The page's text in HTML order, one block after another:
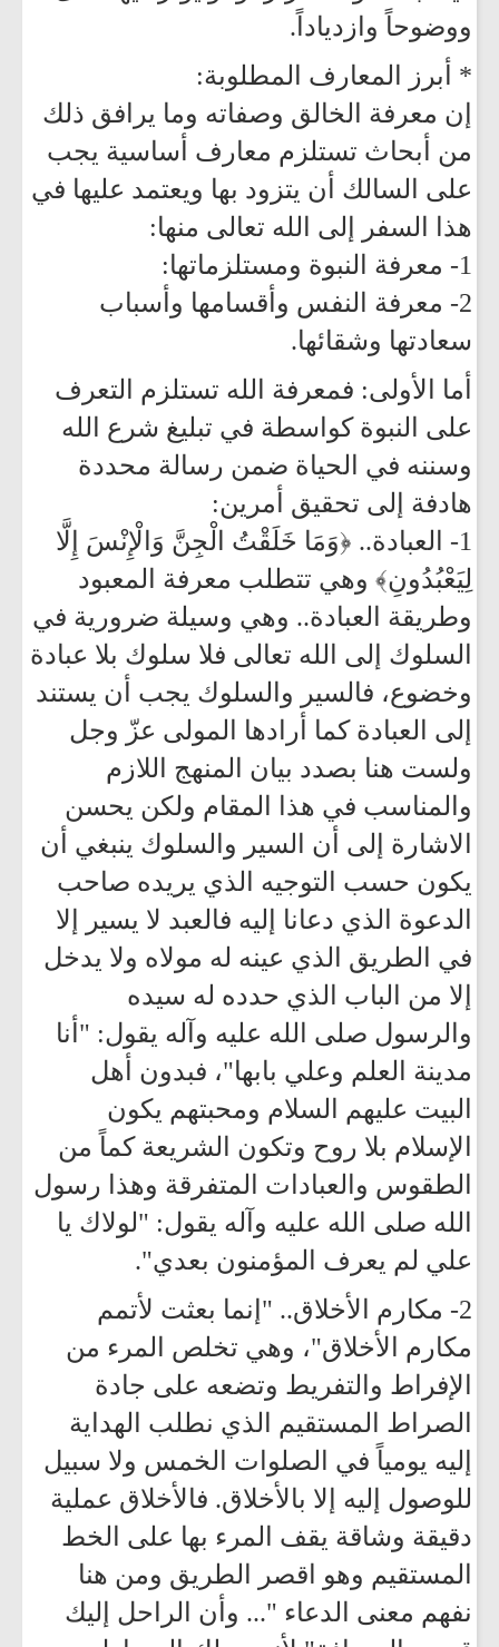
ووضوحاً وازدياداً.
* أبرز المعارف المطلوبة:
إن معرفة الخالق وصفاته وما يرافق ذلك
من أبحاث تستلزم معارف أساسية يجب
على السالك أن يتزود بها ويعتمد عليها في
هذا السفر إلى الله تعالى منها:
1- معرفة النبوة ومستلزماتها:
2- معرفة النفس وأقسامها وأسباب
سعادتها وشقائها.
أما الأولى: فمعرفة الله تستلزم التعرف
على النبوة كواسطة في تبليغ شرع الله
وسننه في الحياة ضمن رسالة محددة
هادفة إلى تحقيق أمرين:
1- العبادة.. ﴿وَمَا خَلَقْتُ الْجِنَّ وَالْإِنْسَ إِلَّا
لِيَعْبُدُونِ﴾ وهي تتطلب معرفة المعبود
وطريقة العبادة.. وهي وسيلة ضرورية في
السلوك إلى الله تعالى فلا سلوك بلا عبادة
وخضوع، فالسير والسلوك يجب أن يستند
إلى العبادة كما أرادها المولى عزّ وجل
ولست هنا بصدد بيان المنهج اللازم
والمناسب في هذا المقام ولكن يحسن
الاشارة إلى أن السير والسلوك ينبغي أن
يكون حسب التوجيه الذي يريده صاحب
الدعوة الذي دعانا إليه فالعبد لا يسير إلا
في الطريق الذي عينه له مولاه ولا يدخل
إلا من الباب الذي حدده له سيده
والرسول صلى الله عليه وآله يقول: "أنا
مدينة العلم وعلي بابها"، فبدون أهل
البيت عليهم السلام ومحبتهم يكون
الإسلام بلا روح وتكون الشريعة كماً من
الطقوس والعبادات المتفرقة وهذا رسول
الله صلى الله عليه وآله يقول: "لولاك يا
علي لم يعرف المؤمنون بعدي".
2- مكارم الأخلاق.. "إنما بعثت لأتمم
مكارم الأخلاق"، وهي تخلص المرء من
الإفراط والتفريط وتضعه على جادة
الصراط المستقيم الذي نطلب الهداية
إليه يومياً في الصلوات الخمس ولا سبيل
للوصول إليه إلا بالأخلاق. فالأخلاق عملية
دقيقة وشاقة يقف المرء بها على الخط
المستقيم وهو اقصر الطريق ومن هنا
نفهم معنى الدعاء "... وأن الراحل إليك